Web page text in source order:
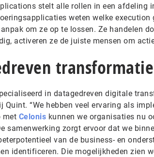
stelt alle rollen in een afdeling
weten welke
om ze op te lossen. Ze handelen
activeren ze de juiste mensen om
transformatie
in datagedreven digitale
Quint. “We hebben veel ervaring als
met Celonis kunnen we organisaties nu
samenwerking zorgt ervoor dat we
van de business- en
identificeren. Die mogelijkheden zien